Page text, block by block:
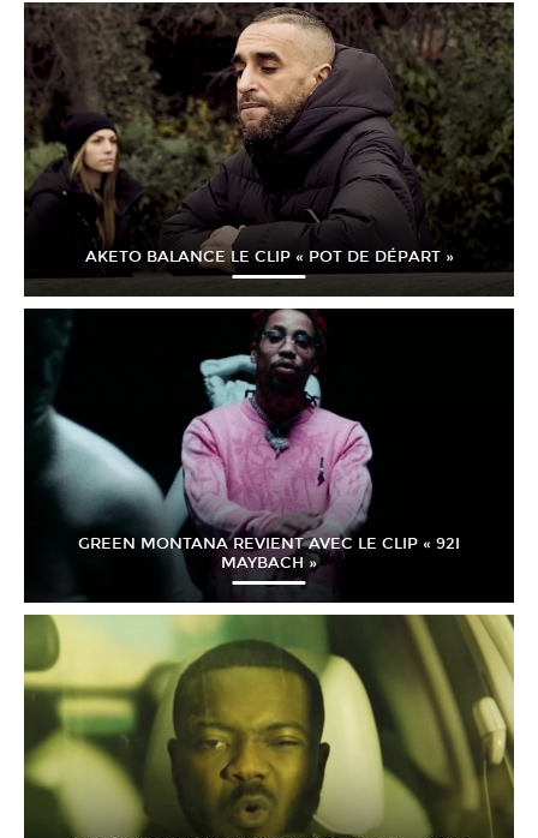
AKETO BALANCE LE CLIP « POT DE DÉPART »
GREEN MONTANA REVIENT AVEC LE CLIP « 92I
MAYBACH »